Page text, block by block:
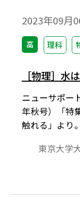
2023年09月
高 理科
［物理］水
ニューサポー
年秋号）「特
触れる」より
ると認識し
砂浜では淡
名所だ。しか
東京大学